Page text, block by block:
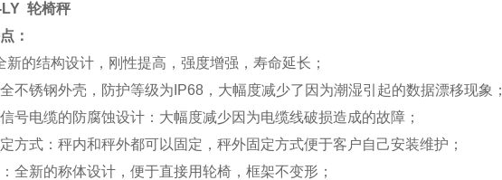
LY 轮椅秤
：
的结构设计，刚性提高，强度增强，寿命延长；
不锈钢外壳，防护等级为IP68，大幅度减少了因为潮湿引起的数据漂移现象；
号电缆的防腐蚀设计：大幅度减少因为电缆线破损造成的故障；
方式：秤内和秤外都可以固定，秤外固定方式便于客户自己安装维护；
全新的称体设计，便于直接用轮椅，框架不变形；